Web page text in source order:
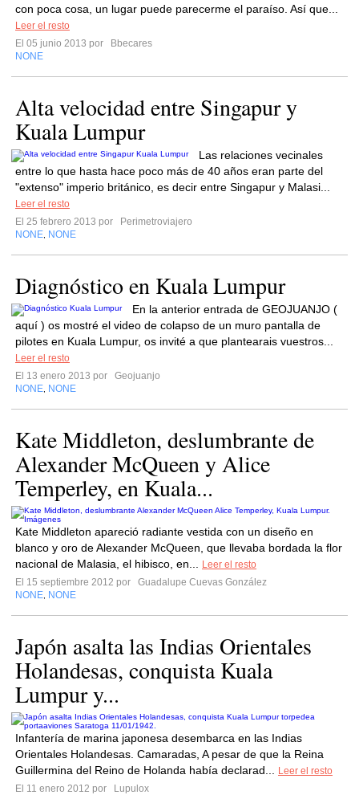
con poca cosa, un lugar puede parecerme el paraíso. Así que...
Leer el resto
El 05 junio 2013 por
Bbecares
NONE
Alta velocidad entre Singapur y
Kuala Lumpur
Las relaciones vecinales
entre lo que hasta hace poco más de 40 años eran parte del
"extenso" imperio británico, es decir entre Singapur y Malasi...
Leer el resto
El 25 febrero 2013 por
Perimetroviajero
NONE NONE
Diagnóstico en Kuala Lumpur
En la anterior entrada de GEOJUANJO (
aquí ) os mostré el video de colapso de un muro pantalla de
pilotes en Kuala Lumpur, os invité a que plantearais vuestros...
Leer el resto
El 13 enero 2013 por
Geojuanjo
NONE NONE
Kate Middleton, deslumbrante de
Alexander McQueen y Alice
Temperley, en Kuala...
Kate Middleton apareció radiante vestida con un diseño en
blanco y oro de Alexander McQueen, que llevaba bordada la flor
nacional de Malasia, el hibisco, en...
Leer el resto
El 15 septiembre 2012 por
Guadalupe Cuevas González
NONE NONE
Japón asalta las Indias Orientales
Holandesas, conquista Kuala
Lumpur y...
Infantería de marina japonesa desembarca en las Indias
Orientales Holandesas. Camaradas, A pesar de que la Reina
Guillermina del Reino de Holanda había declarad...
Leer el resto
El 11 enero 2012 por
Lupulox